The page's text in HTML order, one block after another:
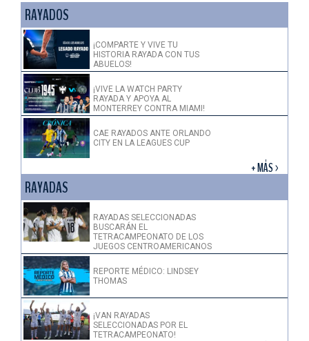
RAYADOS
¡COMPARTE Y VIVE TU
HISTORIA RAYADA CON TUS
ABUELOS!
¡VIVE LA WATCH PARTY
RAYADA Y APOYA AL
MONTERREY CONTRA MIAMI!
CAE RAYADOS ANTE ORLANDO
CITY EN LA LEAGUES CUP
+ MÁS >
RAYADAS
RAYADAS SELECCIONADAS
BUSCARÁN EL
TETRACAMPEONATO DE LOS
JUEGOS CENTROAMERICANOS
REPORTE MÉDICO: LINDSEY
THOMAS
¡VAN RAYADAS
SELECCIONADAS POR EL
TETRACAMPEONATO!